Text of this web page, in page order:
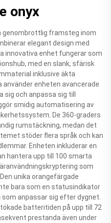
onyx
genombrottlig framsteg inom
elegant design med
innovativa enhet fungerar som
med en slank, sfärisk
inklusive äkta
enheten avancerade
och anpassa sig till
smidig automatisering av
De 360-graders
rumstäckning, medan det
stöder flera språk och kan
Enheten inkluderar en
hantera upp till 100 smarta
som
unika orangefärgade
bara som en statusindikator
anpassar sig efter dygnet.
batteritiden på upp till 72
prestanda även under